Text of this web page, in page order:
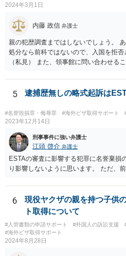
2024年3月1日
内藤 政信 弁護士
親の犯歴調査まではしないでしょう。
処分なら前科ではないので、入国を拒否
（私見） また、領事館に問い合わせる
5 逮捕歴無しの略式起訴は
#名誉毀損罪・侮辱罪 #海外ビザ取得サポート
2023年12月14日
刑事事件に強い弁護士
江頭 啓介 弁護士
ESTAの審査に影響する犯罪に名誉棄損
り影響しないように思います。 ただ、
6
現役ヤクザの親を持つ子供
ト取得について
#入管書類の申請サポート #外国人の訴訟支援
#海外ビザ取得サポート
2024年8月28日